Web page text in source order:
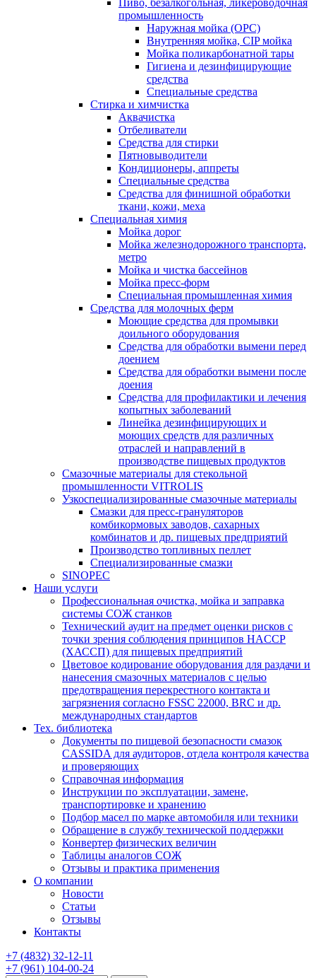
Пиво, безалкогольная, ликероводочная
промышленность
Наружная мойка (ОРС)
Внутренняя мойка, CIP мойка
Мойка поликарбонатной тары
Гигиена и дезинфицирующие
средства
Специальные средства
Стирка и химчистка
Аквачистка
Отбеливатели
Средства для стирки
Пятновыводители
Кондиционеры, аппреты
Специальные средства
Средства для финишной обработки
ткани, кожи, меха
Специальная химия
Мойка дорог
Мойка железнодорожного транспорта,
метро
Мойка и чистка бассейнов
Мойка пресс-форм
Специальная промышленная химия
Средства для молочных ферм
Моющие средства для промывки
доильного оборудования
Средства для обработки вымени перед
доением
Средства для обработки вымени после
доения
Средства для профилактики и лечения
копытных заболеваний
Линейка дезинфицирующих и
моющих средств для различных
отраслей и направлений в
производстве пищевых продуктов
Смазочные материалы для стекольной
промышленности VITROLIS
Узкоспециализированные смазочные материалы
Смазки для пресс-грануляторов
комбикормовых заводов, сахарных
комбинатов и др. пищевых предприятий
Производство топливных пеллет
Специализированные смазки
SINOPEC
Наши услуги
Профессиональная очистка, мойка и заправка
системы СОЖ станков
Технический аудит на предмет оценки рисков с
точки зрения соблюдения принципов HACCP
(ХАССП) для пищевых предприятий
Цветовое кодирование оборудования для раздачи и
нанесения смазочных материалов с целью
предотвращения перекрестного контакта и
загрязнения согласно FSSC 22000, BRC и др.
международных стандартов
Тех. библиотека
Документы по пищевой безопасности смазок
CASSIDA для аудиторов, отдела контроля качества
и проверяющих
Справочная информация
Инструкции по эксплуатации, замене,
транспортировке и хранению
Подбор масел по марке автомобиля или техники
Обращение в службу технической поддержки
Конвертер физических величин
Таблицы аналогов СОЖ
Отзывы и практика применения
О компании
Новости
Статьи
Отзывы
Контакты
+7 (4832) 32-12-11
+7 (961) 104-00-24